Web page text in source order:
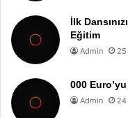
İlk
Eğitim
Admin 25
000
Admin 24